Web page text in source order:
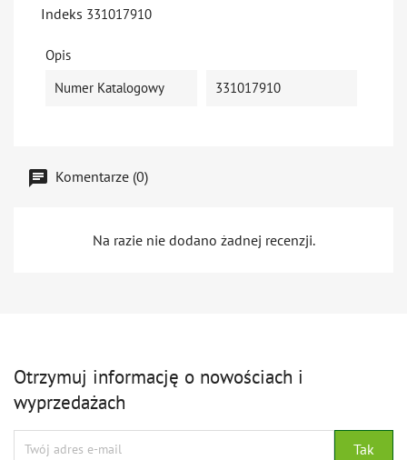
Indeks 331017910
Opis
Numer Katalogowy
331017910
Komentarze (0)
Na razie nie dodano żadnej recenzji.
Otrzymuj informację o nowościach i
wyprzedażach